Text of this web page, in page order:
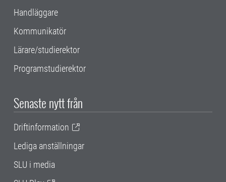
Handläggare
Kommunikatör
Lärare/studierektor
Programstudierektor
Senaste nytt från
Driftinformation
Lediga anställningar
SLU i media